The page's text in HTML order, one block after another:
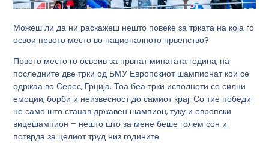
Можеш ли да ни раскажеш нешто повеќе за трката на која го
освои првото место во националното првенство?
Првото место го освоив за првпат минатата година, на
последните две трки од БМУ Европскиот шампионат кои се
одржаа во Серес, Грција. Тоа беа трки исполнети со силни
емоции, борби и неизвесност до самиот крај. Со тие победи
не само што станав државен шампион, туку и европски
вицешампион – нешто што за мене беше голем сон и
потврда за целиот труд низ годините.